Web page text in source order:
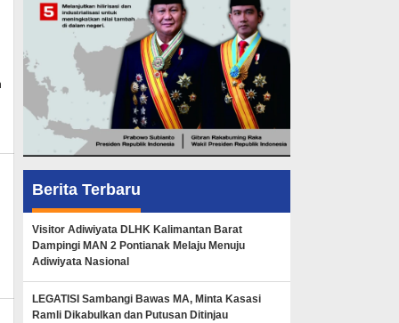
Berita Terbaru
Visitor Adiwiyata DLHK Kalimantan Barat
Dampingi MAN 2 Pontianak Melaju Menuju
Adiwiyata Nasional
LEGATISI Sambangi Bawas MA, Minta Kasasi
Ramli Dikabulkan dan Putusan Ditinjau